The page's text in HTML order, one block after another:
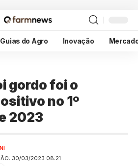
Guias do Agro Inovação
gordo foi o
no 1º
2023
30/03/2023 08:21